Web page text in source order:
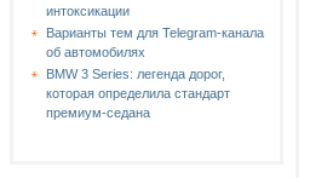
интоксикации
Варианты тем для Telegram-канала
об автомобилях
BMW 3 Series: легенда дорог,
которая определила стандарт
премиум-седана